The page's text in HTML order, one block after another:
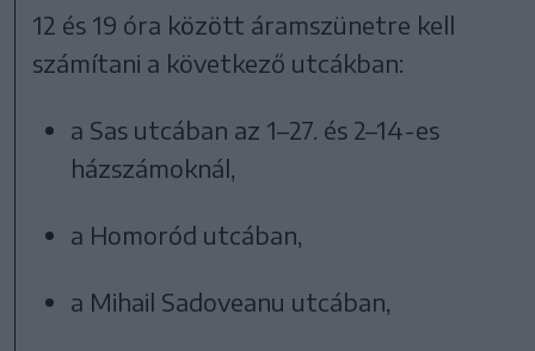
12 és 19 óra között áramszünetre kell
számítani a következő utcákban:
a Sas utcában az 1–27. és 2–14-es
házszámoknál,
a Homoród utcában,
a Mihail Sadoveanu utcában,